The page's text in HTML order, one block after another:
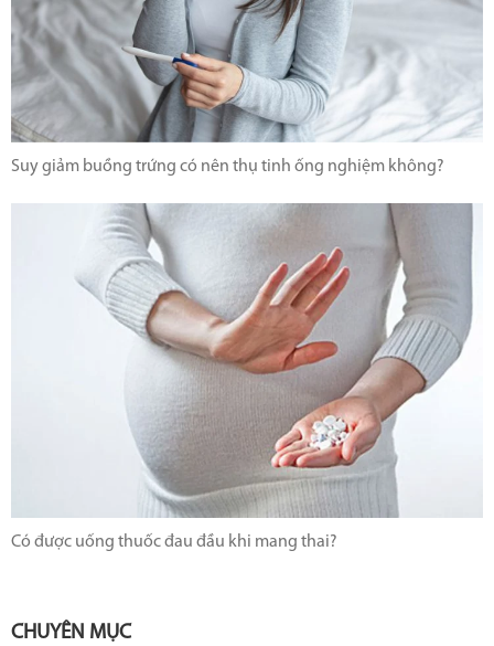
Suy giảm buồng trứng có nên thụ tinh ống nghiệm không?
Có được uống thuốc đau đầu khi mang thai?
CHUYÊN MỤC